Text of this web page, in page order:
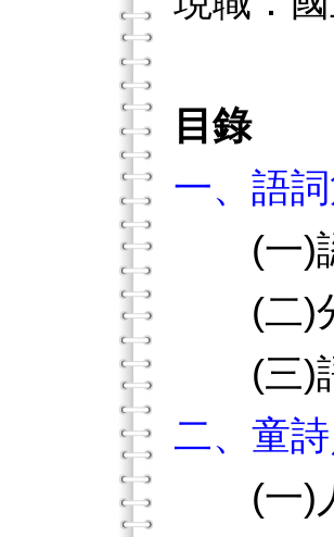
目錄
一、語
(一)認
(二)分
(三)語
二、童
(一)人